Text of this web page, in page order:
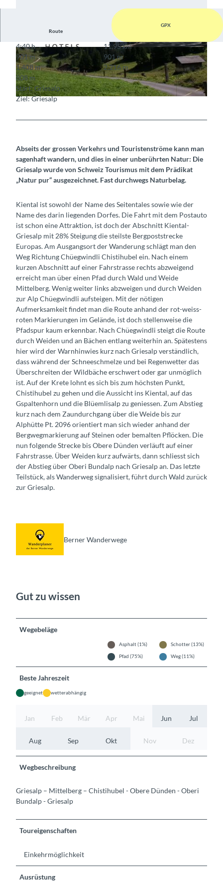
© Bundalp
© Griesalp Hotels
Route
GPX
4:40 h
11,95 km
901 m
901 m
1.408 m
2.216 m
808 m
Start: Griesalp
Ziel: Griesalp
Abseits der grossen Verkehrs und Touristenströme kann man
sagenhaft wandern, und dies in einer unberührten Natur: Die
Griesalp wurde von Schweiz Tourismus mit dem Prädikat
„Natur pur“ ausgezeichnet. Fast durchwegs Naturbelag.
Kiental ist sowohl der Name des Seitentales sowie wie der
Name des darin liegenden Dorfes. Die Fahrt mit dem Postauto
ist schon eine Attraktion, ist doch der Abschnitt Kiental-
Griesalp mit 28% Steigung die steilste Bergpoststrecke
Europas. Am Ausgangsort der Wanderung schlägt man den
Weg Richtung Chüegwindli Chistihubel ein. Nach einem
kurzen Abschnitt auf einer Fahrstrasse rechts abzweigend
erreicht man über einen Pfad durch Wald und Weide
Mittelberg. Wenig weiter links abzweigen und durch Weiden
zur Alp Chüegwindli aufsteigen. Mit der nötigen
Aufmerksamkeit findet man die Route anhand der rot-weiss-
roten Markierungen im Gelände, ist doch stellenweise die
Pfadspur kaum erkennbar. Nach Chüegwindli steigt die Route
durch Weiden und an Bächen entlang weiterhin an. Spätestens
hier wird der Warnhinwies kurz nach Griesalp verständlich,
dass während der Schneeschmelze und bei Regenwetter das
Überschreiten der Wildbäche erschwert oder gar unmöglich
ist. Auf der Krete lohnt es sich bis zum höchsten Punkt,
Chistihubel zu gehen und die Aussicht ins Kiental, auf das
Gspaltenhorn und die Blüemlisalp zu geniessen. Zum Abstieg
kurz nach dem Zaundurchgang über die Weide bis zur
Alphütte Pt. 2096 orientiert man sich wieder anhand der
Bergwegmarkierung auf Steinen oder bemalten Pflöcken. Die
nun folgende Strecke bis Obere Dünden verläuft auf einer
Fahrstrasse. Über Weiden kurz aufwärts, dann schliesst sich
der Abstieg über Oberi Bundalp nach Griesalp an. Das letzte
Teilstück, als Wanderweg signalisiert, führt durch Wald zurück
zur Griesalp.
Berner Wanderwege
Gut zu wissen
Wegebeläge
Asphalt (1%)
Schotter (13%)
Pfad (75%)
Weg (11%)
Beste Jahreszeit
geeignet wetterabhängig
Jan Feb Mär Apr Mai Jun Jul
Aug Sep Okt Nov Dez
Wegbeschreibung
Griesalp – Mittelberg – Chistihubel - Obere Dünden - Oberi
Bundalp - Griesalp
Toureigenschaften
Einkehrmöglichkeit
Ausrüstung